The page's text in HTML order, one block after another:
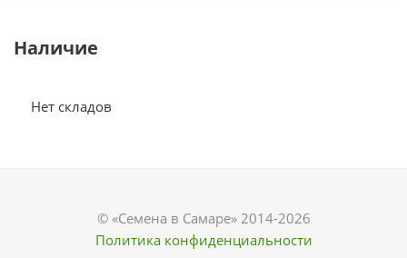
Наличие
Нет складов
© «Семена в Самаре» 2014-2026
Политика конфиденциальности